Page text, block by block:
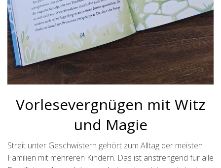
Vorlesevergnügen mit Witz
und Magie
Streit unter Geschwistern gehört zum Alltag der meisten
Familien mit mehreren Kindern. Das ist anstrengend für alle